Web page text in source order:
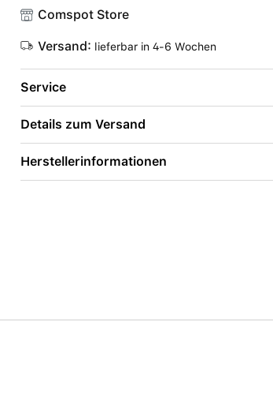
Comspot Store
Versand: lieferbar in 4-6 Wochen
Service
Details zum Versand
Herstellerinformationen